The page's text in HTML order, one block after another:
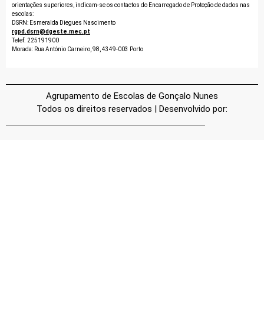
orientações superiores, indicam-se os contactos do Encarregado de Proteção de dados nas
escolas:
DSRN: Esmeralda Diegues Nascimento
rgpd.dsrn@dgeste.mec.pt
Telef. 225191900
Morada: Rua António Carneiro, 98, 4349-003 Porto
Agrupamento de Escolas de Gonçalo Nunes
Todos os direitos reservados | Desenvolvido por: